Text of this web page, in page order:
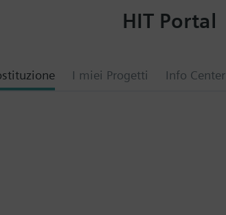
I miei Progetti Info Center
HIT Portal